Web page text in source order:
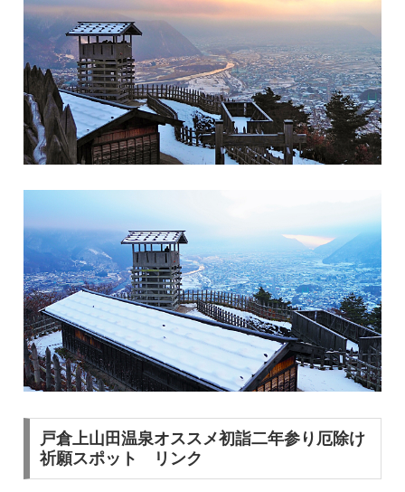
戸倉上山田温泉オススメ初詣二年参り厄除け
祈願スポット リンク